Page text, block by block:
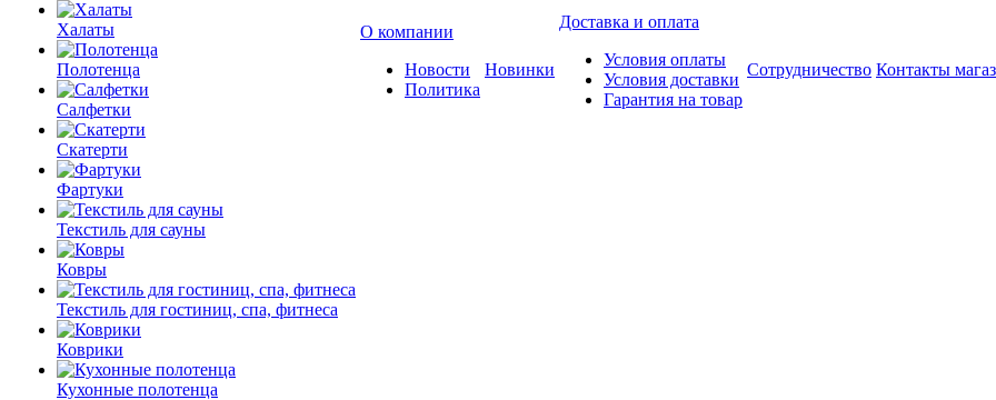
Халаты
Полотенца
Салфетки
Скатерти
Фартуки
Текстиль для сауны
Ковры
Текстиль для гостиниц, спа, фитнеса
Коврики
Кухонные полотенца
О компании
Новости
Политика
Новинки
Доставка и оплата
Условия оплаты
Условия доставки
Гарантия на товар
Сотрудничество Контакты